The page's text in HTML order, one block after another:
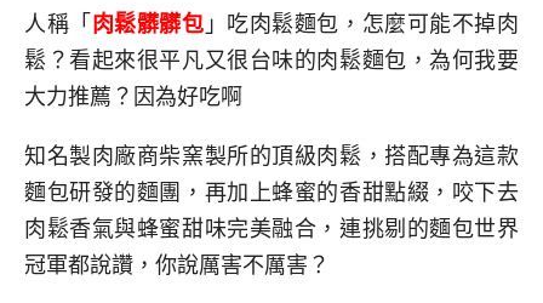
人稱「 肉鬆髒髒包 」吃肉鬆麵包，怎麼可能不掉肉
鬆？看起來很平凡又很台味的肉鬆麵包，為何我要
大力推薦？因為好吃啊
知名製肉廠商柴窯製所的頂級肉鬆，搭配專為這款
麵包研發的麵團，再加上蜂蜜的香甜點綴，咬下去
肉鬆香氣與蜂蜜甜味完美融合，連挑剔的麵包世界
冠軍都說讚，你說厲害不厲害？